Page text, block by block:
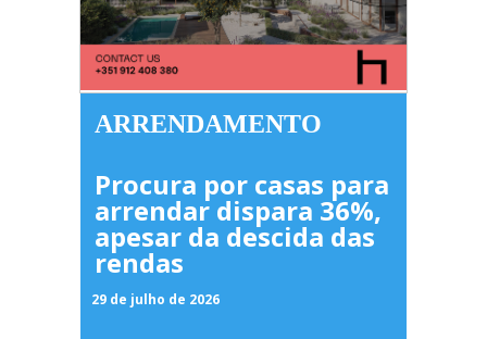
ARRENDAMENTO
Procura por casas para
arrendar dispara 36%,
apesar da descida das
rendas
29 de julho de 2026